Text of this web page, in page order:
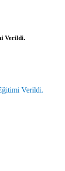
Verildi.
Verildi.